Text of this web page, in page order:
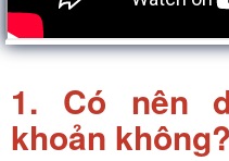
1. Có nên
khoản không?